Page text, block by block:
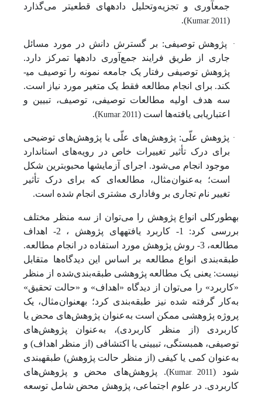
جمع­آوری و تجزیه‌و‌تحلیل داده­های قطعی­تر می‌گذارد
(
Kumar, 2011
).
·
پژوهش توصیفی: بر گسترش دانش در مورد مسائل
جاری از طریق فرایند جمع‌آوری داده­ها تمرکز دارد.
پژوهش توصیفی رفتار یک جامعه نمونه را توصیف می­
کند. برای انجام مطالعه فقط یک متغیر مورد نیاز است.
سه هدف اولیه مطالعات توصیفی، توصیف، تبیین و
اعتباریابی یافته‌ها است (Kumar, 2011
).
· پژوهش علّی: پژوهش‌های علّی یا پژوهش‌های توضیحی
برای درک تأثیر تغییرات خاص در رویه‌های استاندارد
موجود انجام می‌شود. اجرای آزمایش­ها محبوب­ترین شکل
است؛ به‌عنوان‌مثال، مطالعه ای که برای درک تأثیر
تغییر نام تجاری بر وفاداری مشتری انجام شده است.
به­طورکلی انواع پژوهش را میتوان از سه منظر مختلف
بررسی کرد: 1- کاربرد یافته­های پژوهش ، 2- اهداف
مطالعه، 3- روش پژوهش مورد استفاده در انجام مطالعه.
طبقه‌بندی انواع مطالعه بر اساس این دیدگاه‌ها متقابل
نیست: یعنی یک مطالعه پژوهشی طبقه‌بندی‌شده از منظر
«کاربرد» را می‌توان از دیدگاه «اهداف» و «حالت تحقیق»
به‌کار گرفته شده نیز طبقه‌بندی کرد؛ به­عنوان‌مثال، یک
پروژه پژوهشی ممکن است به‌عنوان پژوهش‌های محض یا
کاربردی (از منظر کاربردی)، به‌عنوان پژوهش‌های
توصیفی، همبستگی، تبیینی یا اکتشافی (از منظر اهداف) و
بهعنوان کمی یا کیفی (از منظر حالت پژوهش) طبقه­بندی
شود (Kumar, 2011). پژوهش‌های محض و پژوهش‌های
کاربردی. در علوم اجتماعی، پژوهش محض شامل توسعه